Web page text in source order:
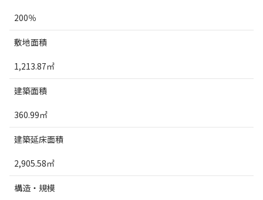
200％
敷地面積
1,213.87㎡
建築面積
360.99㎡
建築延床面積
2,905.58㎡
構造・規模